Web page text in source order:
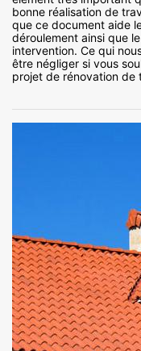
bonne réalisation de
que ce document aide
déroulement ainsi que
intervention. Ce qui
être négliger si vous
projet de rénovation de